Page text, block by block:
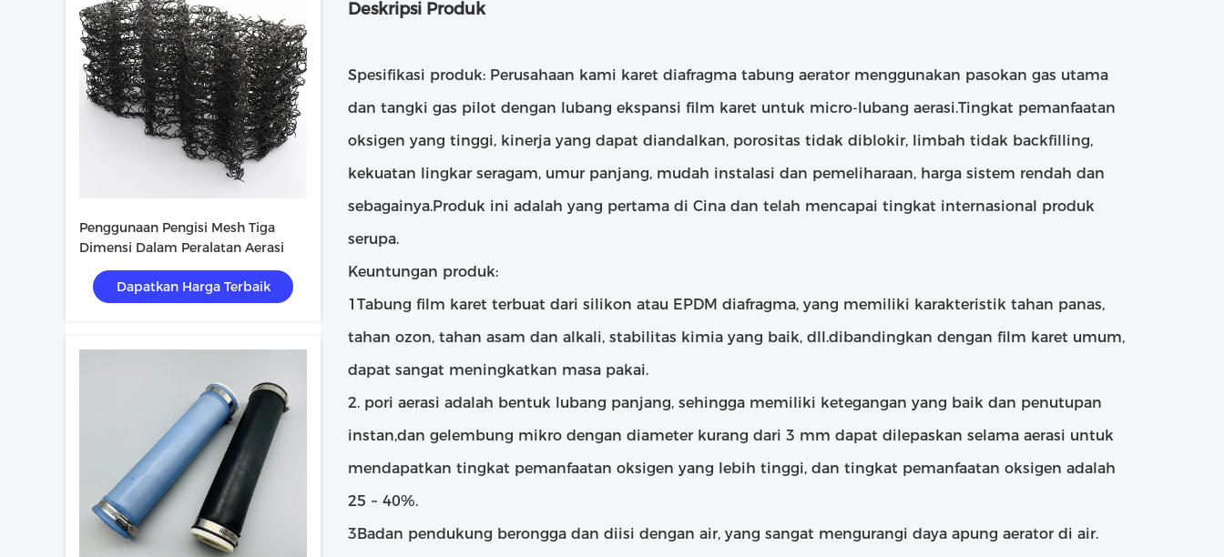
Penggunaan Pengisi Mesh Tiga
Dimensi Dalam Peralatan Aerasi
Dapatkan Harga Terbaik
Deskripsi Produk
Spesifikasi produk: Perusahaan kami karet diafragma tabung aerator menggunakan pasokan gas utama
dan tangki gas pilot dengan lubang ekspansi film karet untuk micro-lubang aerasi.Tingkat pemanfaatan
oksigen yang tinggi, kinerja yang dapat diandalkan, porositas tidak diblokir, limbah tidak backfilling,
kekuatan lingkar seragam, umur panjang, mudah instalasi dan pemeliharaan, harga sistem rendah dan
sebagainya.Produk ini adalah yang pertama di Cina dan telah mencapai tingkat internasional produk
serupa.
Keuntungan produk:
1Tabung film karet terbuat dari silikon atau EPDM diafragma, yang memiliki karakteristik tahan panas,
tahan ozon, tahan asam dan alkali, stabilitas kimia yang baik, dll.dibandingkan dengan film karet umum,
dapat sangat meningkatkan masa pakai.
2. pori aerasi adalah bentuk lubang panjang, sehingga memiliki ketegangan yang baik dan penutupan
instan,dan gelembung mikro dengan diameter kurang dari 3 mm dapat dilepaskan selama aerasi untuk
mendapatkan tingkat pemanfaatan oksigen yang lebih tinggi, dan tingkat pemanfaatan oksigen adalah
25 ~ 40%.
3Badan pendukung berongga dan diisi dengan air, yang sangat mengurangi daya apung aerator di air.